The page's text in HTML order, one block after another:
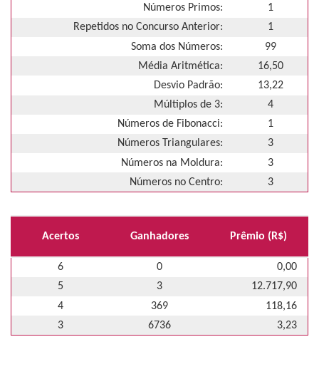
Números Primos:
1
Repetidos no Concurso Anterior:
1
Soma dos Números:
99
Média Aritmética:
16,50
Desvio Padrão:
13,22
Múltiplos de 3:
4
Números de Fibonacci:
1
Números Triangulares:
3
Números na Moldura:
3
Números no Centro:
3
Acertos Ganhadores Prêmio (R$)
6 0
0,00
5
3
12.717,90
4
369
118,16
3
6736 3,23